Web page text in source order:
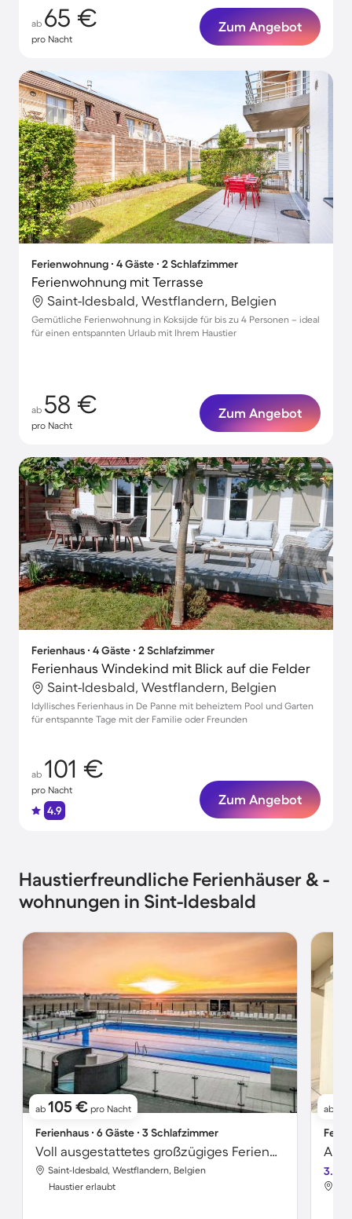
ab 65 €
pro Nacht
Zum Angebot
Ferienwohnung ∙ 4 Gäste ∙ 2 Schlafzimmer
Ferienwohnung mit Terrasse
Saint-Idesbald, Westflandern, Belgien
Gemütliche Ferienwohnung in Koksijde für bis zu 4 Personen – ideal
für einen entspannten Urlaub mit Ihrem Haustier
ab 58 €
pro Nacht
Zum Angebot
Ferienhaus ∙ 4 Gäste ∙ 2 Schlafzimmer
Ferienhaus Windekind mit Blick auf die Felder
Saint-Idesbald, Westflandern, Belgien
Idyllisches Ferienhaus in De Panne mit beheiztem Pool und Garten
für entspannte Tage mit der Familie oder Freunden
ab 101 €
pro Nacht
4.9
Zum Angebot
Haustierfreundliche Ferienhäuser & -
wohnungen in Sint-Idesbald
ab 105 € pro Nacht
Ferienhaus ∙ 6 Gäste ∙ 3 Schlafzimmer
Voll ausgestattetes großzügiges Ferienhaus mit Garten, Terrasse und Grill | Haustiere sind willkommen
Saint-Idesbald, Westflandern, Belgien
Haustier erlaubt
ab
3.7